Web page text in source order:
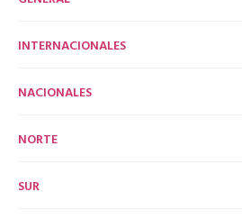
INTERNACIONALES
NACIONALES
NORTE
SUR